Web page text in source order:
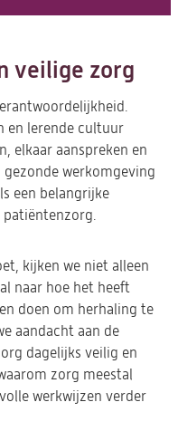
veilige zorg
en lerende cultuur
elkaar aanspreken en
werkomgeving
een belangrijke
patiëntenzorg.
kijken we niet alleen
naar hoe het heeft
doen om herhaling te
aandacht aan de
dagelijks veilig en
zorg meestal
werkwijzen verder